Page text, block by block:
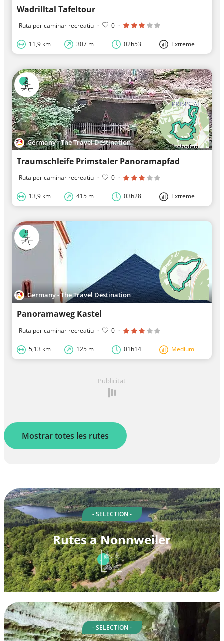
Wadrilltal Tafeltour
Ruta per caminar recreatiu · 0 ·
11,9 km 307 m 02h53 Extreme
Germany - The Travel Destination
Traumschleife Primstaler Panoramapfad
Ruta per caminar recreatiu · 0 ·
13,9 km 415 m 03h28 Extreme
Germany - The Travel Destination
Panoramaweg Kastel
Ruta per caminar recreatiu · 0 ·
5,13 km 125 m 01h14 Medium
Publicitat
Mostrar totes les rutes
- SELECTION -
Rutes a Nonnweiler
- SELECTION -